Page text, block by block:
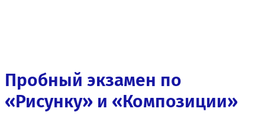
Пробный экзамен по
«Рисунку» и «Композиции»